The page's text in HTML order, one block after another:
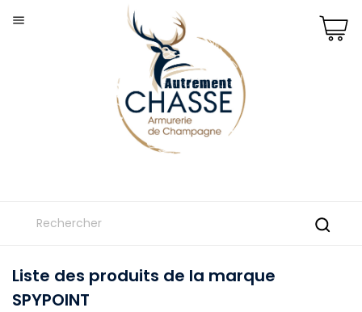

Liste des produits de la marque
SPYPOINT